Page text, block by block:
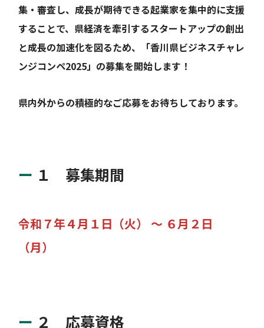
集・審査し、成長が期待できる起業家を集中的に支援
することで、県経済を牽引するスタートアップの創出
と成長の加速化を図るため、「香川県ビジネスチャレ
ンジコンペ2025」の募集を開始します！
県内外からの積極的なご応募をお待ちしております。
１ 募集期間
令和７年４月１日（火） ～ ６月２日
（月）
２ 応募資格